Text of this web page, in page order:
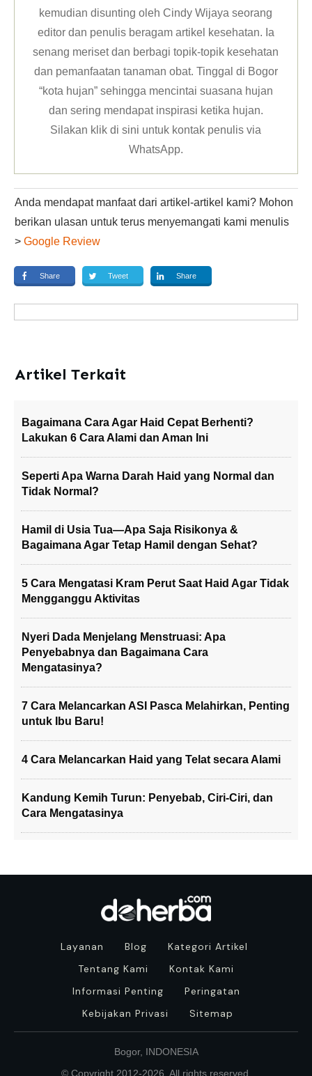
kemudian disunting oleh Cindy Wijaya seorang
editor dan penulis beragam artikel kesehatan. Ia
senang meriset dan berbagi topik-topik kesehatan
dan pemanfaatan tanaman obat. Tinggal di Bogor
“kota hujan” sehingga mencintai suasana hujan
dan sering mendapat inspirasi ketika hujan.
Silakan klikdi sini untuk kontak penulis via
WhatsApp.
Anda mendapat manfaat dari artikel-artikel kami? Mohon
berikan ulasan untuk terus menyemangati kami menulis
> Google Review
Share Tweet Share
Artikel Terkait
Bagaimana Cara Agar Haid Cepat Berhenti?
Lakukan 6 Cara Alami dan Aman Ini
Seperti Apa Warna Darah Haid yang Normal dan
Tidak Normal?
Hamil di Usia Tua—Apa Saja Risikonya &
Bagaimana Agar Tetap Hamil dengan Sehat?
5 Cara Mengatasi Kram Perut Saat Haid Agar Tidak
Mengganggu Aktivitas
Nyeri Dada Menjelang Menstruasi: Apa
Penyebabnya dan Bagaimana Cara
Mengatasinya?
7 Cara Melancarkan ASI Pasca Melahirkan, Penting
untuk Ibu Baru!
4 Cara Melancarkan Haid yang Telat secara Alami
Kandung Kemih Turun: Penyebab, Ciri-Ciri, dan
Cara Mengatasinya
Layanan Blog
Kategori Artikel
Tentang Kami
Kontak Kami
Informasi Penting
Peringatan
Kebijakan Privasi
Sitemap
Bogor, INDONESIA
© Copyright 2012-2026 . All rights reserved.